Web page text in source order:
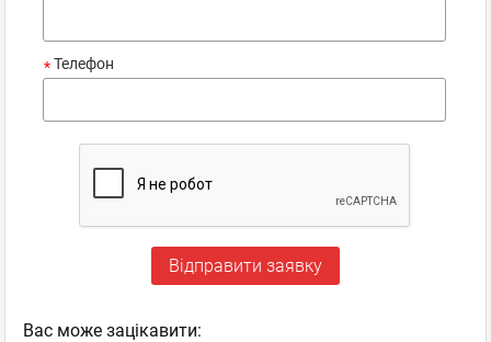
*Телефон
Вас може зацікавити: